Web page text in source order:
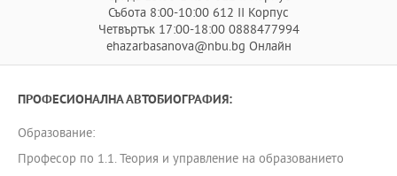
Събота 8:00-10:00 612 II Корпус
Четвъртък 17:00-18:00 0888477994
ehazarbasanova@nbu.bg Онлайн
ПРОФЕСИОНАЛНА АВТОБИОГРАФИЯ:
Образование:
Професор по 1.1. Теория и управление на образованието